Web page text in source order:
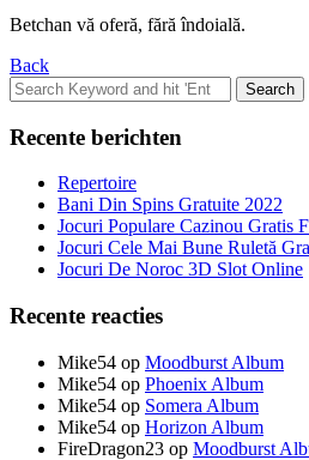
Betchan vă oferă, fără îndoială.
Back
Search
for:
Recente berichten
Repertoire
Bani Din Spins Gratuite 2022
Jocuri Populare Cazinou Gratis
Jocuri Cele Mai Bune Ruletă
Jocuri De Noroc 3D Slot Online
Recente reacties
Mike54 op Moodburst Album
Mike54 op Phoenix Album
Mike54 op Somera Album
Mike54 op Horizon Album
FireDragon23 op Moodburst